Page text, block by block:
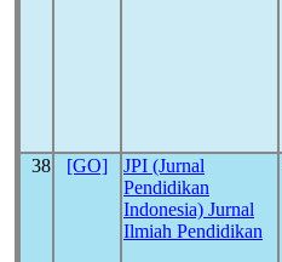
38 [GO]
JPI (Jurnal
Pendidikan
Indonesia) Jurnal
Ilmiah Pendidikan